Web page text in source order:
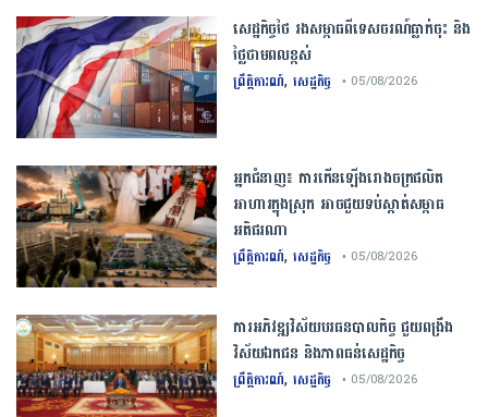
សេដ្ឋកិច្ច​ថៃ​ រង​សម្ពាធ​ពី​ទេសចរណ៍​ធ្លាក់ចុះ​ និង​
ថ្លៃ​ថាមពល​ខ្ពស់​
ព្រឹត្តិការណ៍, សេដ្ឋកិច្ច • 05/08/2026
​អ្នកជំនាញ​៖ ​ការ​កើនឡើង​រោងចក្រ​ផលិត​
អាហារ​ក្នុង​ស្រុក​ ​អាច​ជួយ​​ទប់ស្កាត់​សម្ពាធ​
អតិផរណា
ព្រឹត្តិការណ៍, សេដ្ឋកិច្ច • 05/08/2026
ការ​អភិវឌ្ឍ​វិស័យ​បរធន​បាលកិច្ច ​ជួយ​ពង្រឹង​
វិស័យ​ឯកជន ​និង​ភាព​ធន់​សេដ្ឋកិច្ច​
ព្រឹត្តិការណ៍, សេដ្ឋកិច្ច • 05/08/2026